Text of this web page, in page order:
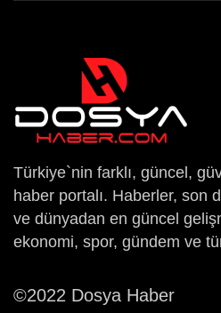
Türkiye`nin farklı, güncel,
haber portalı. Haberler, son
ve dünyadan en güncel
ekonomi, spor, gündem ve
©2022 Dosya Haber